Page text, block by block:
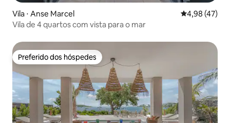
Vila ⋅ Anse Marcel 4,98 de uma
4,98 (47)
Vila de 4 quartos com vista para o mar
Preferido dos hóspedes
Preferido dos hóspedes